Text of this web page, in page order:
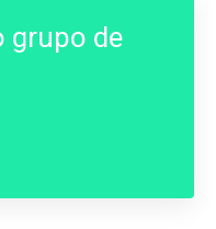
grupo de